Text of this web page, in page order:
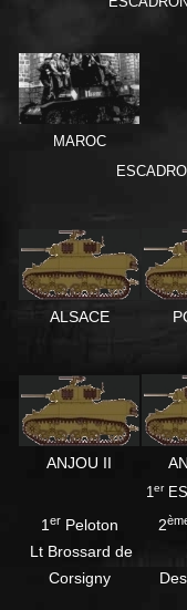
MAROC
ALSACE
ANJOU II
1er
1 erPeloton
Lt Brossard de
Corsigny
2